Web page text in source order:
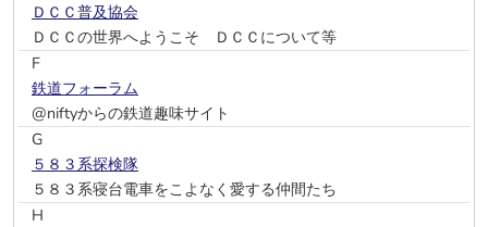
ＤＣＣ普及協会
ＤＣＣの世界へようこそ ＤＣＣについて等
F
鉄道フォーラム
@niftyからの鉄道趣味サイト
G
５８３系探検隊
５８３系寝台電車をこよなく愛する仲間たち
H